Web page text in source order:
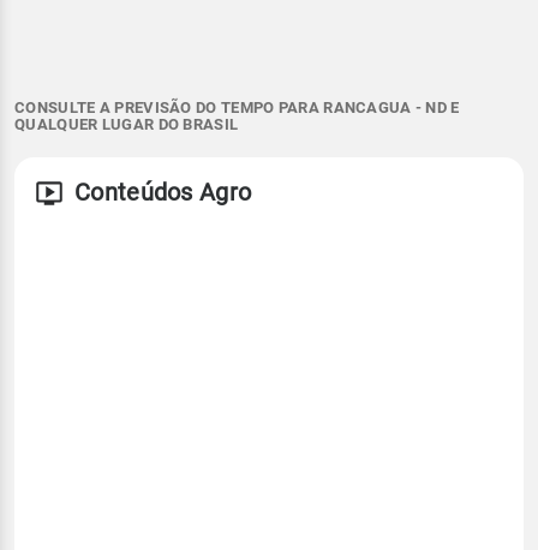
CONSULTE A PREVISÃO DO TEMPO PARA RANCAGUA - ND E
QUALQUER LUGAR DO BRASIL
Conteúdos Agro